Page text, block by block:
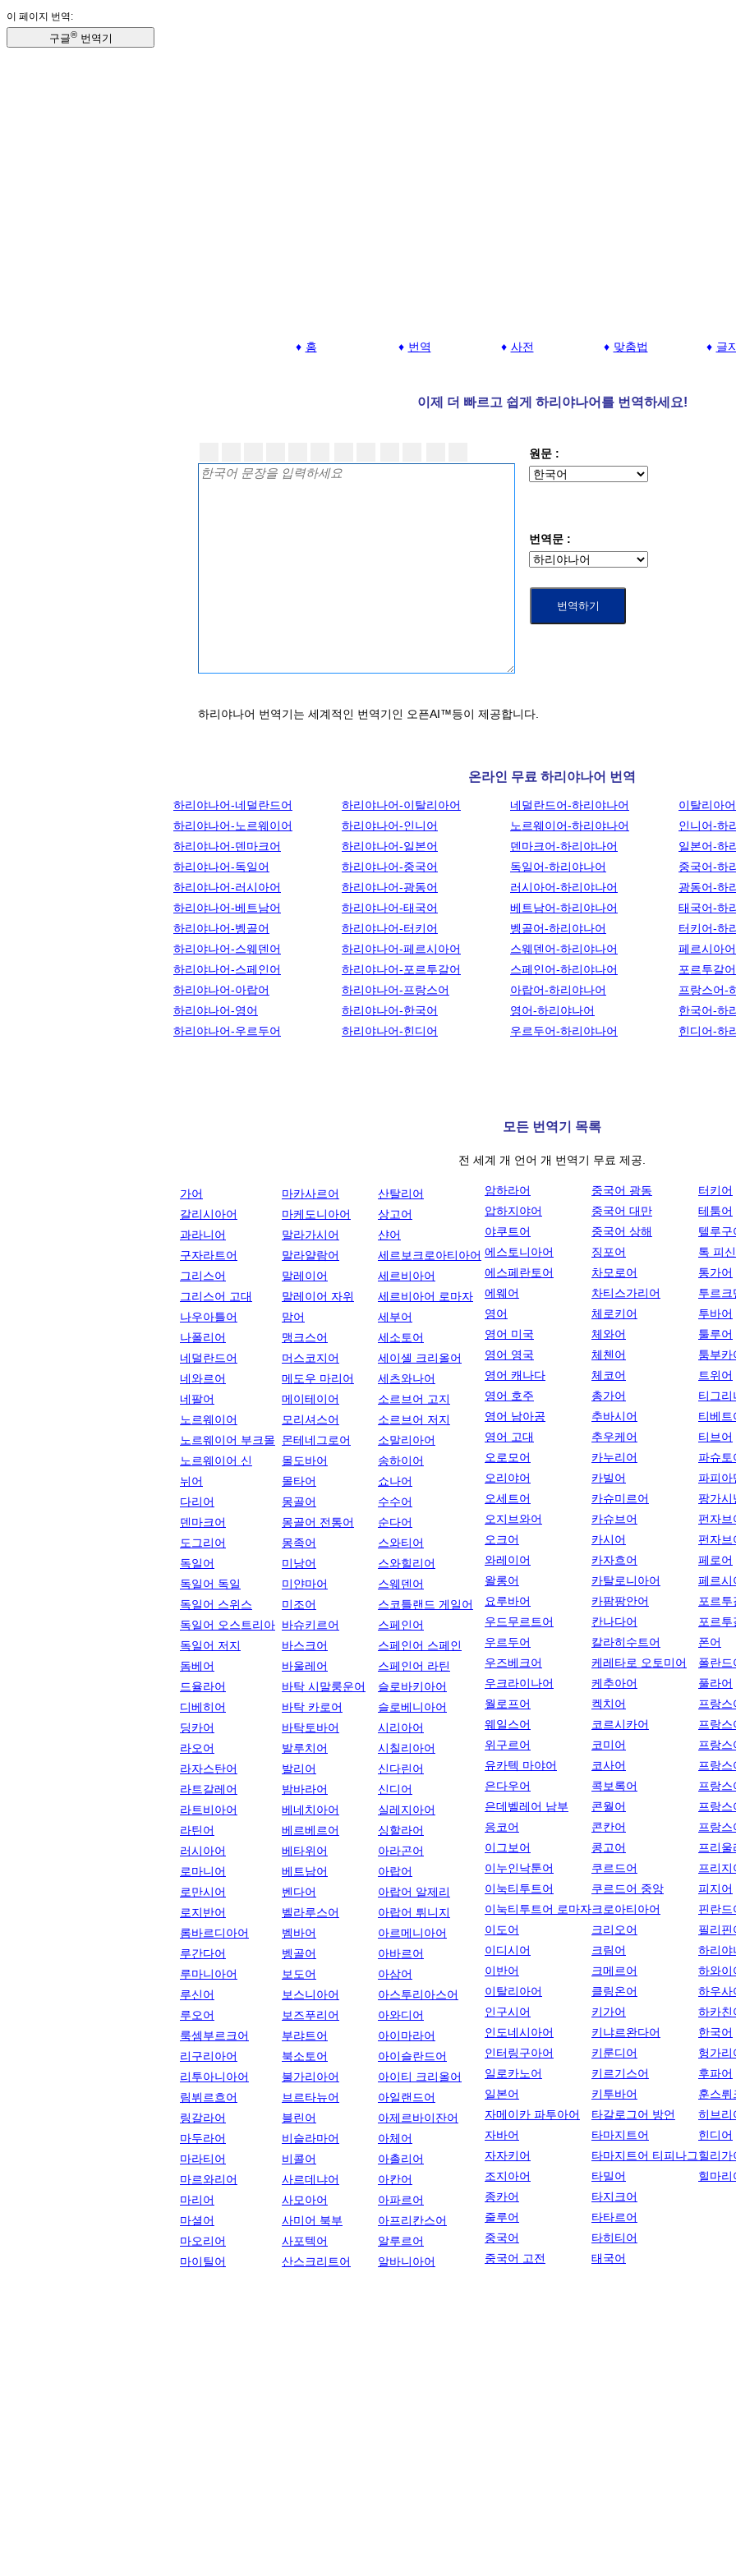
이 페이지 번역:
구글®번역기
홈 번역 사전 맞춤법 글
이제 더 빠르고 쉽게 하리야나어를 번역하세요!
원문 :
번역문 :
하리야나어 번역기는 세계적인 번역기인 오픈AI™등이 제공합니다.
온라인 무료 하리야나어 번역
하리야나어-네덜란드어
하리야나어-노르웨이어
하리야나어-덴마크어
하리야나어-독일어
하리야나어-러시아어
하리야나어-베트남어
하리야나어-벵골어
하리야나어-스웨덴어
하리야나어-스페인어
하리야나어-아랍어
하리야나어-영어
하리야나어-우르두어
하리야나어-이탈리아어
하리야나어-인니어
하리야나어-일본어
하리야나어-중국어
하리야나어-광동어
하리야나어-태국어
하리야나어-터키어
하리야나어-페르시아어
하리야나어-포르투갈어
하리야나어-프랑스어
하리야나어-한국어
하리야나어-힌디어
네덜란드어-하리야나어
노르웨이어-하리야나어
덴마크어-하리야나어
독일어-하리야나어
러시아어-하리야나어
베트남어-하리야나어
벵골어-하리야나어
스웨덴어-하리야나어
스페인어-하리야나어
아랍어-하리야나어
영어-하리야나어
우르두어-하리야나어
이탈리아
인니어-하
일본어-하
중국어-하
광동어-하
태국어-하
터키어-하
페르시아
포르투갈
프랑스어-
한국어-하
힌디어-하
모든 번역기 목록
전 세계 개 언어 개 번역기 무료 제공.
가어
갈리시아어
과라니어
구자라트어
그리스어
그리스어 고대
나우아틀어
나폴리어
네덜란드어
네와르어
네팔어
노르웨이어
노르웨이어 부크몰
노르웨이어 신
뉘어
다리어
덴마크어
도그리어
독일어
독일어 독일
독일어 스위스
독일어 오스트리아
독일어 저지
돔베어
드율라어
디베히어
딩카어
라오어
라자스탄어
라트갈레어
라트비아어
라틴어
러시아어
로마니어
로만시어
로지반어
롬바르디아어
루간다어
루마니아어
루신어
루오어
룩셈부르크어
리구리아어
리투아니아어
림뷔르흐어
링갈라어
마두라어
마라티어
마르와리어
마리어
마셜어
마오리어
마이틸어
마카사르어
마케도니아어
말라가시어
말라얄람어
말레이어
말레이어 자위
맘어
맹크스어
머스코지어
메도우 마리어
메이테이어
모리셔스어
몬테네그로어
몰도바어
몰타어
몽골어
몽골어 전통어
몽족어
미낭어
미얀마어
미조어
바슈키르어
바스크어
바울레어
바탁 시말룽운어
바탁 카로어
바탁토바어
발루치어
발리어
밤바라어
베네치아어
베르베르어
베타위어
베트남어
벤다어
벨라루스어
벰바어
벵골어
보도어
보스니아어
보즈푸리어
부랴트어
북소토어
불가리아어
브르타뉴어
블린어
비슬라마어
비콜어
사르데냐어
사모아어
사미어 북부
사포텍어
산스크리트어
산탈리어
상고어
샨어
세르보크로아티아어
세르비아어
세르비아어 로마자
세부어
세소토어
세이셸 크리올어
세츠와나어
소르브어 고지
소르브어 저지
소말리아어
송하이어
쇼나어
수수어
순다어
스와티어
스와힐리어
스웨덴어
스코틀랜드 게일어
스페인어
스페인어 스페인
스페인어 라틴
슬로바키아어
슬로베니아어
시리아어
시칠리아어
신다린어
신디어
실레지아어
싱할라어
아라곤어
아랍어
아랍어 알제리
아랍어 튀니지
아르메니아어
아바르어
아삼어
아스투리아스어
아와디어
아이마라어
아이슬란드어
아이티 크리올어
아일랜드어
아제르바이잔어
아체어
아촐리어
아칸어
아파르어
아프리칸스어
알루르어
알바니아어
암하라어
압하지야어
야쿠트어
에스토니아어
에스페란토어
에웨어
영어
영어 미국
영어 영국
영어 캐나다
영어 호주
영어 남아공
영어 고대
오로모어
오리야어
오세트어
오지브와어
오크어
와레이어
왈롱어
요루바어
우드무르트어
우르두어
우즈베크어
우크라이나어
월로프어
웨일스어
위구르어
유카텍 마야어
은다우어
은데벨레어 남부
응코어
이그보어
이누인낙툰어
이눅티투트어
이눅티투트어 로마자
이도어
이디시어
이반어
이탈리아어
인구시어
인도네시아어
인터링구아어
일로카노어
일본어
자메이카 파투아어
자바어
자자키어
조지아어
종카어
줄루어
중국어
중국어 고전
중국어 광동
중국어 대만
중국어 상해
징포어
차모로어
차티스가리어
체로키어
체와어
체첸어
체코어
총가어
추바시어
추우케어
카누리어
카빌어
카슈미르어
카슈브어
카시어
카자흐어
카탈로니아어
카팜팡안어
칸나다어
칼라히수트어
케레타로 오토미어
케추아어
켁치어
코르시카어
코미어
코사어
콕보록어
콘월어
콘칸어
콩고어
쿠르드어
쿠르드어 중앙
크로아티아어
크리오어
크림어
크메르어
클링온어
키가어
키냐르완다어
키룬디어
키르기스어
키투바어
타갈로그어 방언
타마지트어
타마지트어 티피나그
타밀어
타지크어
타타르어
타히티어
태국어
터키어
테툼어
텔루구
톡 피
통가어
투르크
투바어
툴루어
툼부카
트위어
티그리
티베트
티브어
파슈토
파피아
팡가시
펀자브
펀자브
페로어
페르시
포르투
포르투
폰어
폴란드
풀라어
프랑스
프랑스
프랑스
프랑
프랑
프랑
프랑스
프리울
프리지
피지어
핀란드
필리핀
하리야
하와이
하우사
하카친
한국어
헝가리
후파어
훈스뤼
히브리
힌디어
힐리가
힐마리